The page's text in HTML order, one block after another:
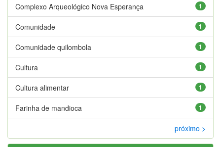
1
Complexo Arqueológico Nova Esperança
1
Comunidade
1
Comunidade quilombola
1
Cultura
1
Cultura alimentar
1
Farinha de mandioca
próximo >